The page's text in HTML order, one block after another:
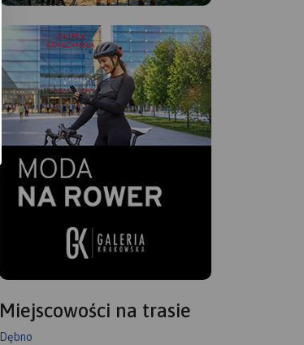
Miejscowości na trasie
Dębno